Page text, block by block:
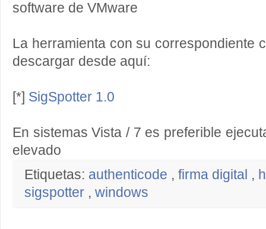
software de VMware
La herramienta con su correspondiente
descargar desde aquí:
[*] SigSpotter 1.0
En sistemas Vista / 7 es preferible
elevado
Etiquetas: authenticode , firma digital ,
sigspotter , windows